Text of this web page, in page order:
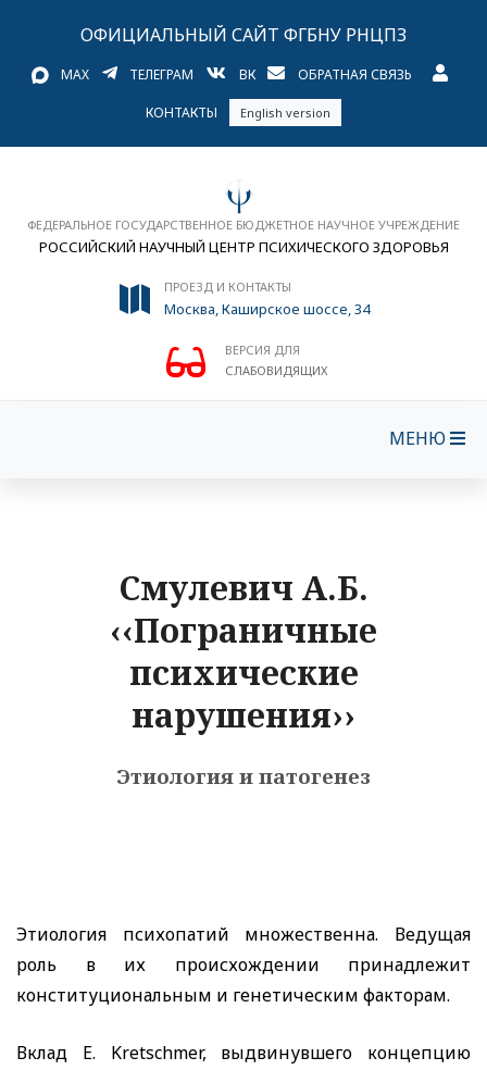
ОФИЦИАЛЬНЫЙ САЙТ ФГБНУ РНЦПЗ
MAX ТЕЛЕГРАМ ВК ОБРАТНАЯ СВЯЗЬ
КОНТАКТЫ English version
ФЕДЕРАЛЬНОЕ ГОСУДАРСТВЕННОЕ БЮДЖЕТНОЕ НАУЧНОЕ УЧРЕЖДЕНИЕ
РОССИЙСКИЙ НАУЧНЫЙ ЦЕНТР ПСИХИЧЕСКОГО ЗДОРОВЬЯ
ПРОЕЗД И КОНТАКТЫ
Москва, Каширское шоссе, 34
ВЕРСИЯ ДЛЯ
СЛАБОВИДЯЩИХ
МЕНЮ
Смулевич А.Б.
‹‹Пограничные
психические
нарушения››
Этиология и патогенез
Этиология психопатий множественна. Ведущая
роль в их происхождении принадлежит
конституциональным и генетическим факторам.
Вклад E. Kretschmer, выдвинувшего концепцию